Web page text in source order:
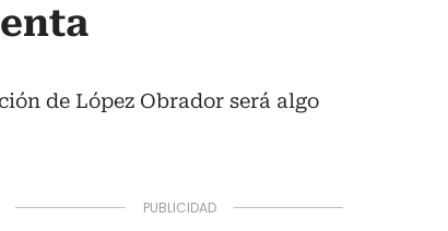
de López Obrador será algo